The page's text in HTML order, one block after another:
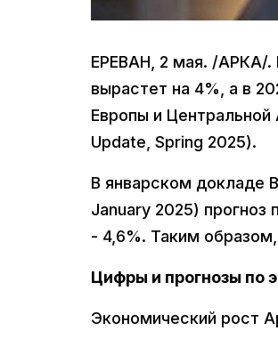
ЕРЕВАН, 2 мая. /АРКА/.
вырастет на 4%, а в
Европы и
Update, Spring 2025).
В январском докладе
January 2025) прогноз
- 4,6%. Таким
Цифры и прогнозы по
Экономический рост